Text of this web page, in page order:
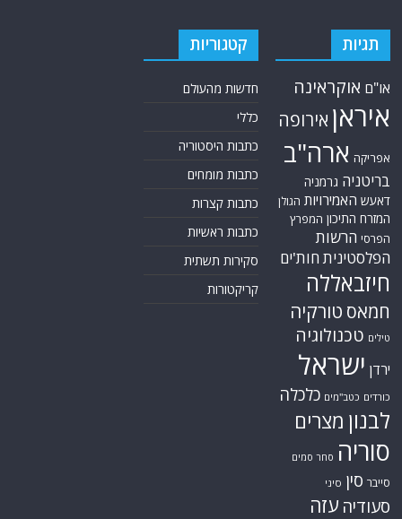
תגיות
או"ם אוקראינה
איראן אירופה
אפריקה ארה"ב
בריטניה גרמניה
דאעש האמירויות הגולן
המזרח התיכון המפרץ
הפרסי הרשות
הפלסטיניתחות'ים
חיזבאללה
חמאס טורקיה
טילים טכנולוגיה
ירדן ישראל
כורדים כטב"מים כלכלה
לבנון מצרים
סוריה סחר סמים
סייבר סין סיני
סעודיה עזה
קטגוריות
חדשות מהעולם
כללי
כתבות היסטוריה
כתבות מומחים
כתבות קצרות
כתבות ראשיות
סקירות תשתית
קריקטורות